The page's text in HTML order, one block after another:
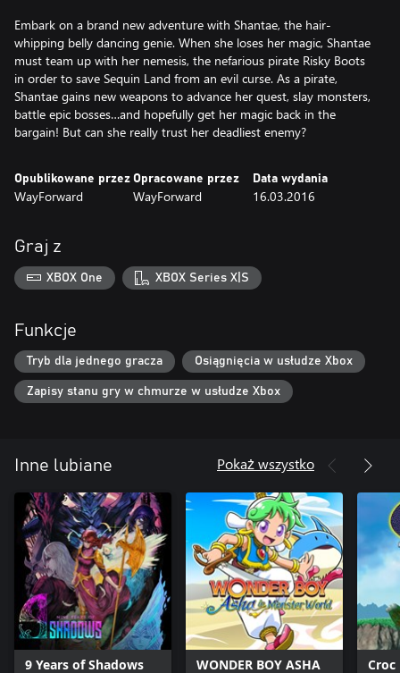
Embark on a brand new adventure with Shantae, the hair-
whipping belly dancing genie. When she loses her magic, Shantae
must team up with her nemesis, the nefarious pirate Risky Boots
in order to save Sequin Land from an evil curse. As a pirate,
Shantae gains new weapons to advance her quest, slay monsters,
battle epic bosses…and hopefully get her magic back in the
bargain! But can she really trust her deadliest enemy?
Opublikowane przez
WayForward
Opracowane przez
WayForward
Data wydania
16.03.2016
Graj z
XBOX One XBOX Series X|S
Funkcje
Tryb dla jednego gracza Osiągnięcia w usłudze Xbox
Zapisy stanu gry w chmurze w usłudze Xbox
Inne lubiane Pokaż wszystko
9 Years of Shadows WONDER BOY ASHA